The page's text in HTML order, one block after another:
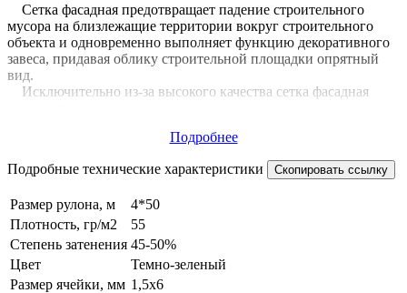
Сетка фасадная предотвращает падение строительного
мусора на близлежащие территории вокруг строительного
объекта и одновременно выполняет функцию декоративного
завеса, придавая облику строительной площадки опрятный
вид.
Исключительно из-за высокого качества сетка фасадная
ленточного полиэтилена уникальным методом, который еще
называют – узловое плетение. Сетка фасадная 4 x 50 м
производства Россия – это лучшее качество защитного
Подробнее
Подробные технические характеристики Скопировать ссылку
Размер рулона, м
4*50
Плотность, гр/м2
55
Степень затенения 45-50%
Цвет
Темно-зеленый
Размер ячейки, мм 1,5х6